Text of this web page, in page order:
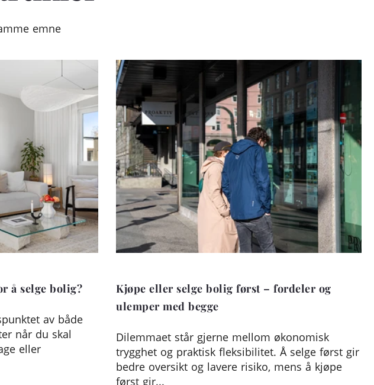
emne
å selge bolig?
av både
når du skal
eller
Kjøpe eller selge bolig først – fordeler og
ulemper med begge
Dilemmaet står gjerne mellom økonomisk
trygghet og praktisk fleksibilitet. Å selge først gir
bedre oversikt og lavere risiko, mens å kjøpe
først gir...